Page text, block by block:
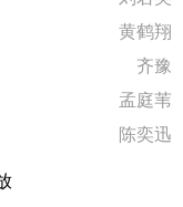
黄鹤翔
齐豫
孟庭苇
陈奕迅